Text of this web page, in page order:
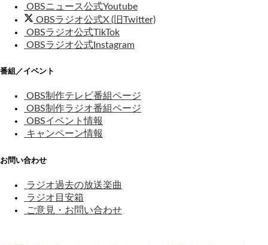
OBSニュース公式Youtube
OBSラジオ公式X (旧Twitter)
OBSラジオ公式TikTok
OBSラジオ公式Instagram
番組／イベント
OBS制作テレビ番組ページ
OBS制作ラジオ番組ページ
OBSイベント情報
キャンペーン情報
お問い合わせ
ラジオ過去の放送楽曲
ラジオ目安箱
ご意見・お問い合わせ